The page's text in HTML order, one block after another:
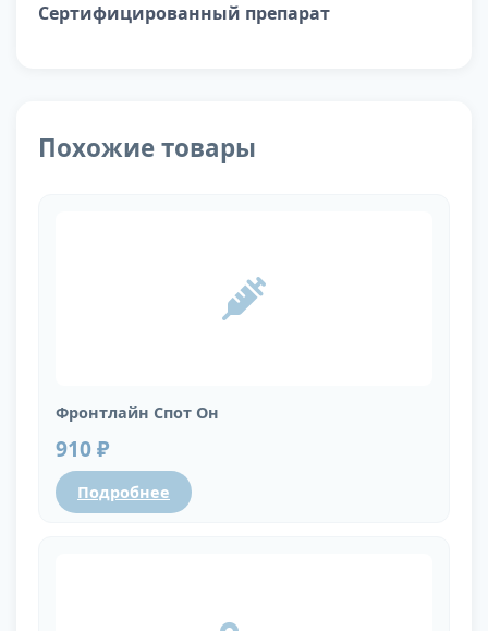
Сертифицированный препарат
Похожие товары
Фронтлайн Спот Он
910 ₽
Подробнее